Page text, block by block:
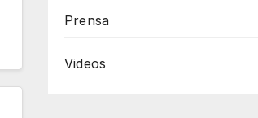
Prensa
Videos